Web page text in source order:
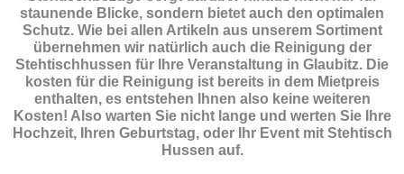
staunende Blicke, sondern bietet auch den optimalen
Schutz. Wie bei allen Artikeln aus unserem Sortiment
übernehmen wir natürlich auch die Reinigung der
Stehtischhussen für Ihre Veranstaltung in Glaubitz. Die
kosten für die Reinigung ist bereits in dem Mietpreis
enthalten, es entstehen Ihnen also keine weiteren
Kosten! Also warten Sie nicht lange und werten Sie Ihre
Hochzeit, Ihren Geburtstag, oder Ihr Event mit Stehtisch
Hussen auf.